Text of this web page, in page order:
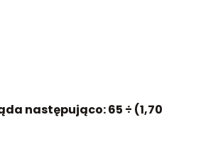
następująco: 65 ÷ (1,70